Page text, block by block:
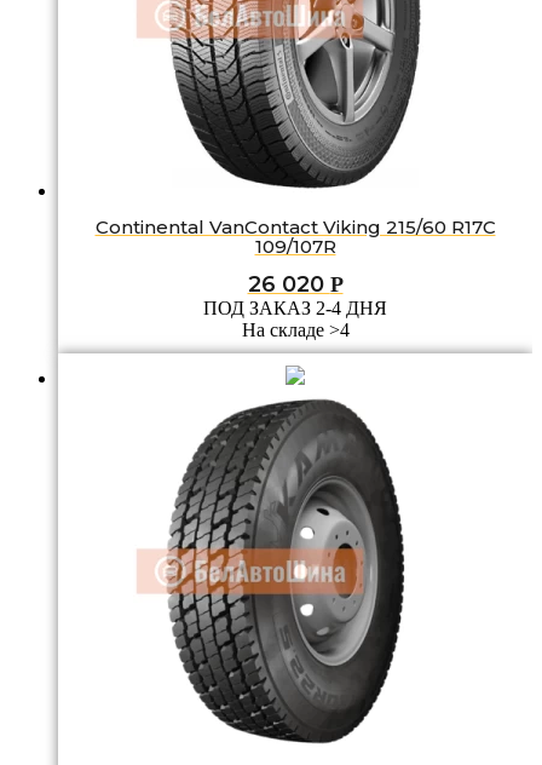
Continental VanContact Viking 215/60 R17C
109/107R
26 020 Р
ПОД ЗАКАЗ 2-4 ДНЯ
На складе >4